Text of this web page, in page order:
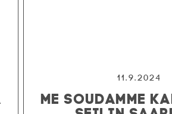
11.9.2024
ME SOUDAMME